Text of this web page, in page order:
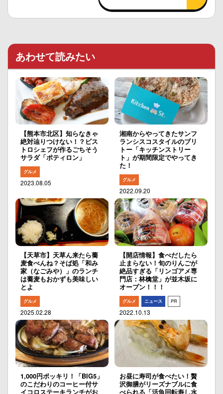
あわせて読みたい
【熊本市北区】知らなきゃ
絶対辿りつけない！？ビス
トロシェフが作るごちそう
サラダ「ポティロン」
グルメ
2023.08.05
湘南からやってきたサンフ
ランシスコスタイルのブリ
トー「キッチンストリー
ト」が期間限定でやってき
た！
グルメ
2022.09.20
【天草市】天草ん来たら蕎
麦食べんね？そば処「和み
家（なごみや）」のランチ
は蕎麦もおかずも美味しい
とよ
グルメ
2025.02.28
【開店情報】食べだしたら
止まらない！旬のりんごが
絶品すぎる「リンゴアメ専
門店：林檎堂」が並木坂に
オープン！！！
グルメ ニュース PR
2022.10.13
1,000円ポッキリ！「BIG5」
のこだわりのコーヒー付サ
イコロステーキランチがお
お昼に寿司が食べたい！贅
沢御膳がリーズナブルに食
べられる「​活魚回転寿し水